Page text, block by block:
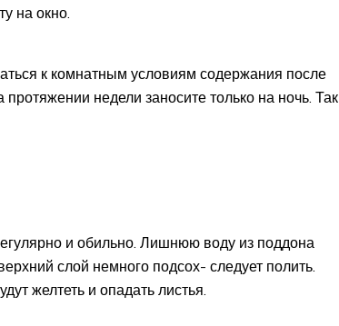
на окно.
к комнатным условиям содержания после
недели заносите только на ночь. Так
и обильно. Лишнюю воду из поддона
слой немного подсох- следует полить.
желтеть и опадать листья.